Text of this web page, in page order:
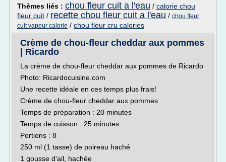
Thèmes liés : chou fleur cuit a l'eau / calorie chou
fleur cuit / recette chou fleur cuit a l'eau / chou fleur
cuit vapeur calorie / chou fleur cru calories
Crème de chou-fleur cheddar aux pommes
| Ricardo
La crème de chou-fleur cheddar aux pommes de Ricardo
Photo: Ricardocuisine.com
Une recette idéale en ces temps plus frais!
Crème de chou-fleur cheddar aux pommes
Temps de préparation : 20 minutes
Temps de cuisson : 25 minutes
Portions : 8
250 ml (1 tasse) de poireau haché
1 gousse d'ail, hachée